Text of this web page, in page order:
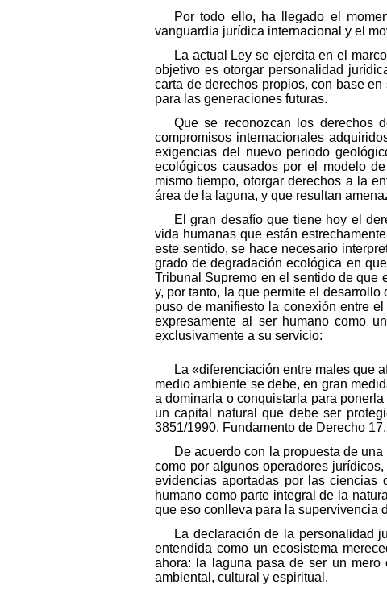
Por todo ello, ha llegado el
vanguardia jurídica internacional y el
La actual Ley se ejercita en el
objetivo es otorgar personalidad
carta de derechos propios, con base
para las generaciones futuras.
Que se reconozcan los derechos
compromisos internacionales
exigencias del nuevo periodo
ecológicos causados por el modelo
mismo tiempo, otorgar derechos a la
área de la laguna, y que resultan
El gran desafío que tiene hoy el
vida humanas que están
este sentido, se hace necesario
grado de degradación ecológica en
Tribunal Supremo en el sentido de que
y, por tanto, la que permite el
puso de manifiesto la conexión entre
expresamente al ser humano como
exclusivamente a su servicio:
La «diferenciación entre males que
medio ambiente se debe, en gran
a dominarla o conquistarla para
un capital natural que debe ser
3851/1990, Fundamento de Derecho
De acuerdo con la propuesta de
como por algunos operadores
evidencias aportadas por las ciencias
humano como parte integral de la
que eso conlleva para la supervivencia
La declaración de la personalidad
entendida como un ecosistema
ahora: la laguna pasa de ser un mero
ambiental, cultural y espiritual.